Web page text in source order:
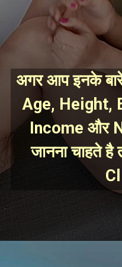
अगर आप इनके बारे
Age, Height,
Income और
जानना चाहते
https://